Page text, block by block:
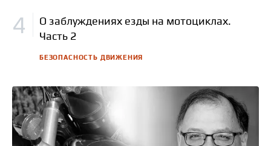
О заблуждениях езды на мотоциклах.
Часть 2
БЕЗОПАСНОСТЬ ДВИЖЕНИЯ